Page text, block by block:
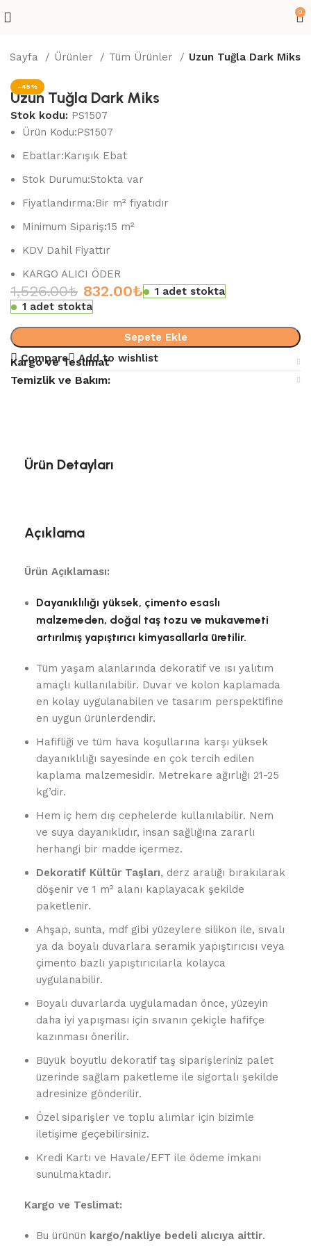
0
Sayfa Ürünler Tüm Ürünler Uzun Tuğla Dark Miks
-45%
Uzun Tuğla Dark Miks
Stok kodu: PS1507
Ürün Kodu:PS1507
Ebatlar:Karışık Ebat
Stok Durumu:Stokta var
Fiyatlandırma:Bir m² fiyatıdır
Minimum Sipariş:15 m²
KDV Dahil Fiyattır
KARGO ALICI ÖDER
1,526.00₺ 832.00₺
1 adet stokta
1 adet stokta
Sepete Ekle
Compare
Add to wishlist
Kargo ve Teslimat
Temizlik ve Bakım:
Ürün Detayları
Açıklama
Ürün Açıklaması:
Dayanıklılığı yüksek, çimento esaslı
malzemeden, doğal taş tozu ve mukavemeti
artırılmış yapıştırıcı kimyasallarla üretilir.
Tüm yaşam alanlarında dekoratif ve ısı yalıtım
amaçlı kullanılabilir. Duvar ve kolon kaplamada
en kolay uygulanabilen ve tasarım perspektifine
en uygun ürünlerdendir.
Hafifliği ve tüm hava koşullarına karşı yüksek
dayanıklılığı sayesinde en çok tercih edilen
kaplama malzemesidir. Metrekare ağırlığı 21-25
kg’dir.
Hem iç hem dış cephelerde kullanılabilir. Nem
ve suya dayanıklıdır, insan sağlığına zararlı
herhangi bir madde içermez.
Dekoratif Kültür Taşları, derz aralığı bırakılarak
döşenir ve 1 m² alanı kaplayacak şekilde
paketlenir.
Ahşap, sunta, mdf gibi yüzeylere silikon ile, sıvalı
ya da boyalı duvarlara seramik yapıştırıcısı veya
çimento bazlı yapıştırıcılarla kolayca
uygulanabilir.
Boyalı duvarlarda uygulamadan önce, yüzeyin
daha iyi yapışması için sıvanın çekiçle hafifçe
kazınması önerilir.
Büyük boyutlu dekoratif taş siparişleriniz palet
üzerinde sağlam paketleme ile sigortalı şekilde
adresinize gönderilir.
Özel siparişler ve toplu alımlar için bizimle
iletişime geçebilirsiniz.
Kredi Kartı ve Havale/EFT ile ödeme imkanı
sunulmaktadır.
Kargo ve Teslimat:
Bu ürünün kargo/nakliye bedeli alıcıya aittir.